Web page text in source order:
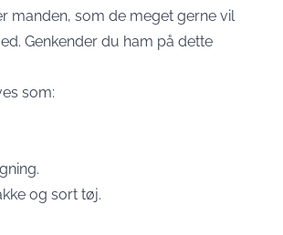
manden, som de meget gerne vil
Genkender du ham på dette
som:
og sort tøj.